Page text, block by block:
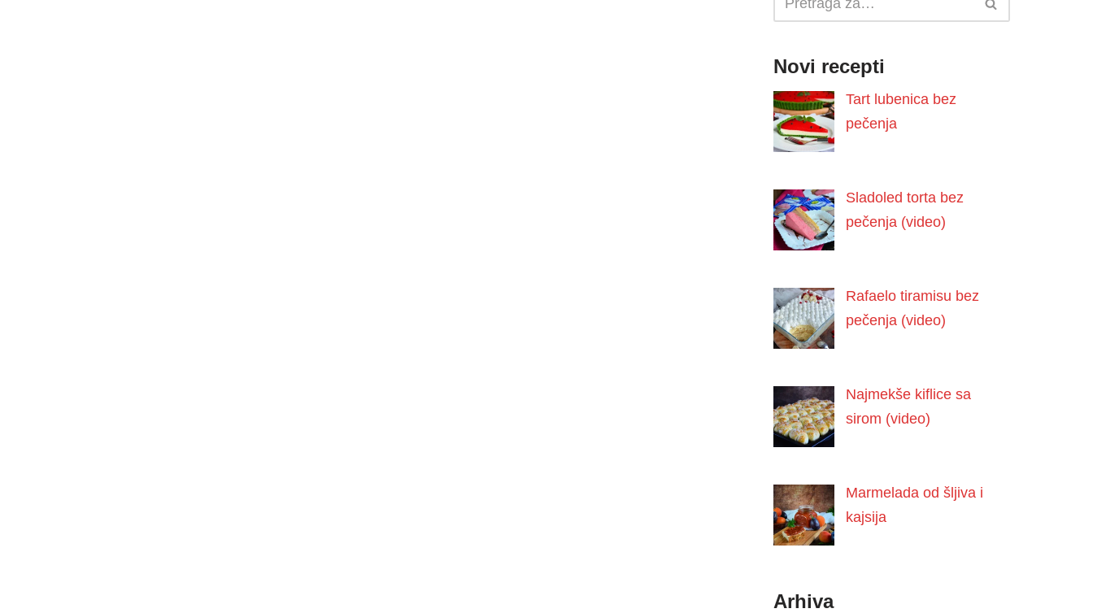
Novi recepti
Tart lubenica bez
pečenja
Sladoled torta bez
pečenja (video)
Rafaelo tiramisu bez
pečenja (video)
Najmekše kiflice sa
sirom (video)
Marmelada od šljiva i
kajsija
Arhiva